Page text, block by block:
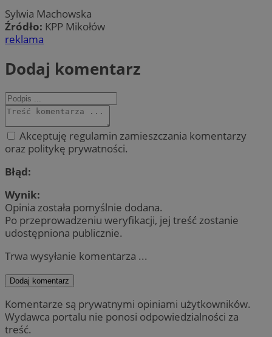
Sylwia Machowska
Źródło: KPP Mikołów
reklama
Dodaj komentarz
Akceptuję regulamin zamieszczania komentarzy
oraz politykę prywatności.
Błąd:
Wynik:
Opinia została pomyślnie dodana.
Po przeprowadzeniu weryfikacji, jej treść zostanie
udostępniona publicznie.
Trwa wysyłanie komentarza ...
Dodaj komentarz
Komentarze są prywatnymi opiniami użytkowników.
Wydawca portalu nie ponosi odpowiedzialności za
treść.